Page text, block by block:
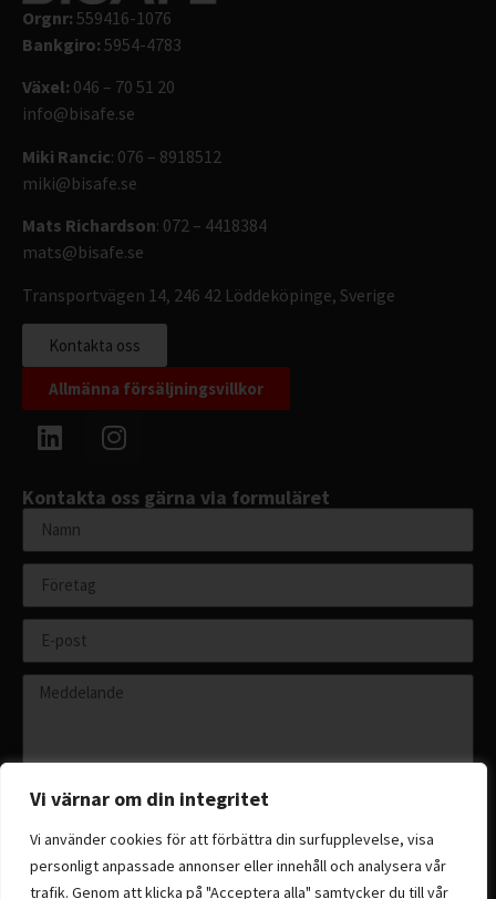
Vi värnar om din integritet
Vi använder cookies för att förbättra din surfupplevelse, visa
personligt anpassade annonser eller innehåll och analysera vår
trafik. Genom att klicka på "Acceptera alla" samtycker du till vår
Orgnr: 559416-1076
Bankgiro: 5954-4783
Växel: 046 – 70 51 20
info@bisafe.se
Miki Rancic: 076 – 8918512
miki@bisafe.se
Mats Richardson: 072 – 4418384
mats@bisafe.se
Transportvägen 14, 246 42 Löddeköpinge, Sverige
Kontakta oss
Allmänna försäljningsvillkor
Kontakta oss gärna via formuläret
Skicka